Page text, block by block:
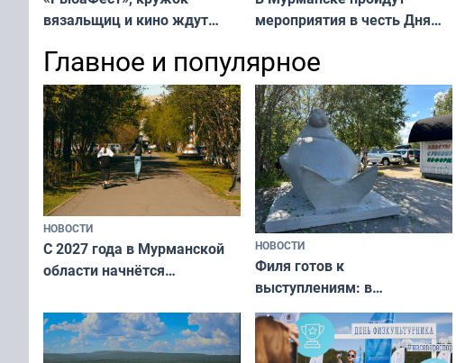
вязальщиц и кино ждут
мероприятия в честь Дня
Главное и популярное
НОВОСТИ
С 2027 года в Мурманской
области начнётся
подростков от ВПЧ
НОВОСТИ
Филя готов к
выступлениям: в
мурманском океанариуме
рассказали о состоянии
тюленей